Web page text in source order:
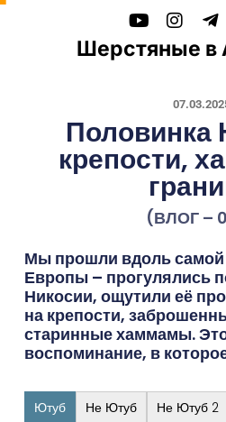
Шерстяные в
Половинка
крепости,
(ВЛОГ –
Мы прошли вдоль
Европы – прогулялись
Никосии, ощутили её
на крепости,
старинные хаммамы.
воспоминание, в
Ютуб Не Ютуб Не Ютуб 2